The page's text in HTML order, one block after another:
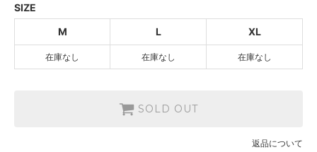
SIZE
M
L XL
在庫なし 在庫なし 在庫なし
SOLD OUT
返品について